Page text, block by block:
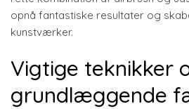
opnå fantastiske resultater og
kunstværker.
Vigtige teknikker
grundlæggende